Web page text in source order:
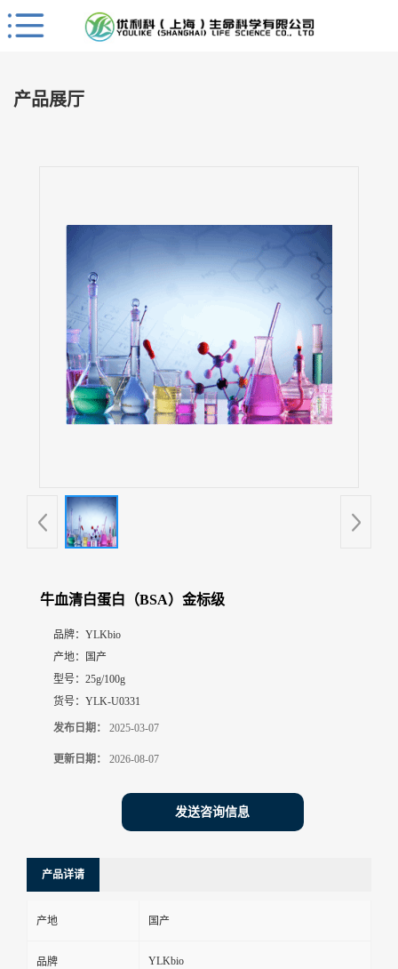
Close
首
产品展厅
牛血清白蛋白（BSA）金标级
品牌： YLKbio
产地：
国产
型号： 25g/100g
货号： YLK-U0331
发布日期： 2025-03-07
更新日期： 2026-08-07
发送咨询信息
产品详请
产地 国产
品牌 YLKbio